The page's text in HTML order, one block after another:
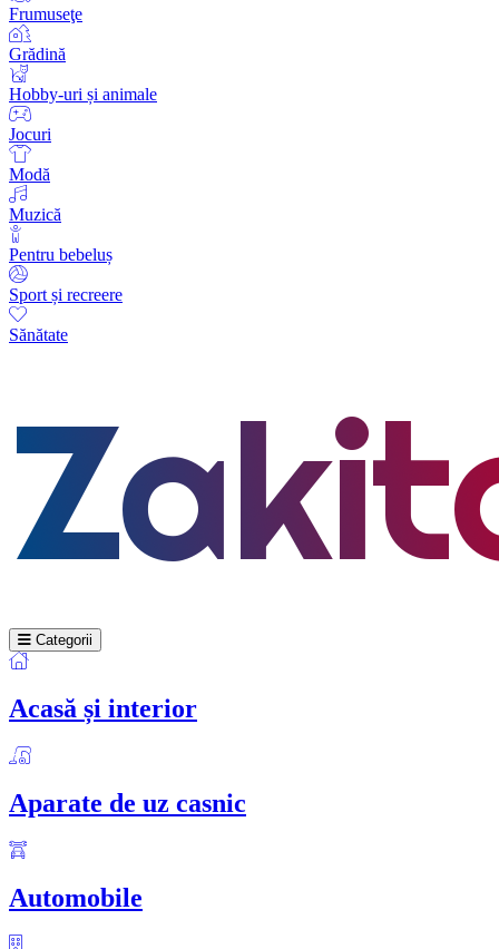
Frumuseţe
Grădină
Hobby-uri și animale
Jocuri
Modă
Muzică
Pentru bebeluș
Sport și recreere
Sănătate
Categorii
Acasă și interior
Aparate de uz casnic
Automobile